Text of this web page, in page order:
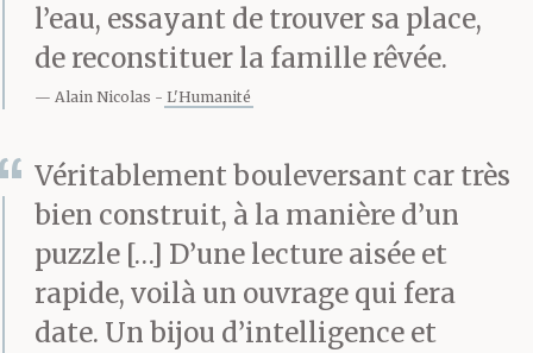
l’eau, essayant de trouver sa place,
de reconstituer la famille rêvée.
Alain Nicolas L'Humanité
Véritablement bouleversant car très
bien construit, à la manière d’un
puzzle […] D’une lecture aisée et
rapide, voilà un ouvrage qui fera
date. Un bijou d’intelligence et